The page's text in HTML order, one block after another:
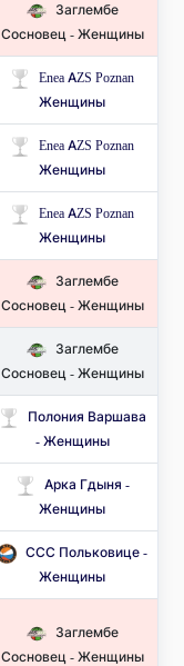
Заглембе
Сосновец - Женщины
Enea AZS Poznan
Женщины
Enea AZS Poznan
Женщины
Enea AZS Poznan
Женщины
Заглембе
Сосновец - Женщины
Заглембе
Сосновец - Женщины
Полония Варшава
- Женщины
Арка Гдыня -
Женщины
ССС Польковице -
Женщины
Заглембе
Сосновец - Женщины